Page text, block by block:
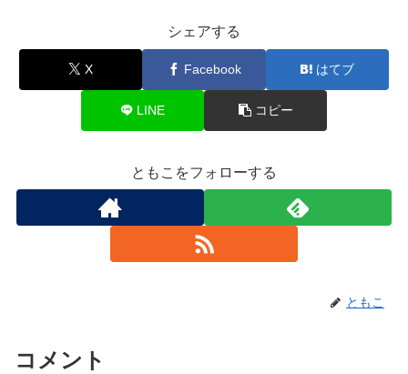
シェアする
X Facebook はてブ
LINE コピー
ともこをフォローする
ともこ
コメント